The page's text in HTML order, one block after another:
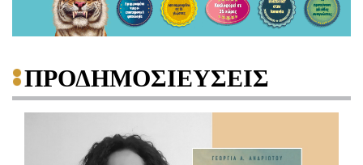
ΠΡΟΔΗΜΟΣΙΕΥΣΕΙΣ